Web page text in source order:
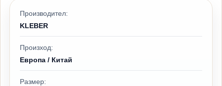
Производител:
KLEBER
Произход:
Европа / Китай
Размер: